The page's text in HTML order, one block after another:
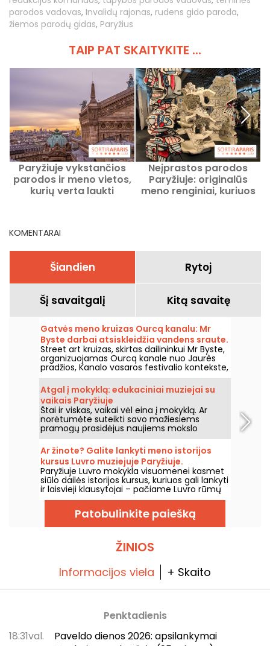
parodos vadovas, Invalidų rajonas, rudens gido paroda,
žiemos parodų gidas, Paryžius
TAIP PAT SKAITYKITE ...
Paryžiuje vykstančios
parodos ir meno vietos,
kurių verta laukti
Neįprastos parodos
Paryžiuje: originalūs
meno renginiai, kuriuos
KOMENTARAI
Šiandien Rytoj
Šį savaitgalį Kitą savaitę
Gatvės meno kruizas Ourcq kanalu: Mr
Byste darbai atsiskleidžia vandens sraute.
Street art kruizas, skirtas dailininkui Mr Byste,
organizuojamas Ourcq kanale nuo Jaurès
pradžios, Kanalo vasaros festivalio kontekste,
2026 m. rugpjūčio 8 d., šeštadienį. Programa:
laive – paroda, apžvalginė ekskursija po
vandeniu matomomis freskomis ir
susipažinimas su menininko šablonų
pasauliu.
Atgal į mokyklą: edukaciniai muziejai su
vaikais Paryžiuje
Štai ir viskas, vaikai vėl eina į mokyklą. Ar
norėtumėte suteikti savo mažiesiems
pramogų prasidėjus naujiems mokslo
metams? Jei taip, siūlome jums edukacinių
muziejų Paryžiuje pasirinkimą, kad net ir su
vaikais galėtumėte smagiai išmokti daugybę
dalykų!
Ar žinote? Galite lankyti meno istorijos
kursus Luvro muziejuje Paryžiuje.
Paryžiuje Luvro mokykla visuomenei kasmet
siūlo dailės istorijos kursus, kuriuos gali lankyti
ir laisvieji klausytojai – pačiame Luvro rūmų
centre, nuo rugsėjo iki birželio. Muziejus
kartais organizuoja ir nemokamas paskaitas.
Tai puiki proga tapti tikru dailės istorijos
žinovu!
Patobulinkite paiešką
ŽINIOS
Informacijos viela + Skaito
Penktadienis
18:31val.
Paveldo dienos 2026: apsilankymai